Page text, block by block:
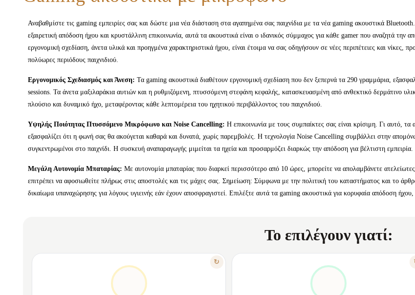
Αναβαθμίστε τις gaming εμπειρίες σας και δώστε μια νέα διάσταση στα αγαπημένα σας παιχνίδια με τα νέα gaming ακουστικά
εξαιρετική απόδοση ήχου και κρυστάλλινη επικοινωνία, αυτά τα ακουστικά είναι ο ιδανικός σύμμαχος για κάθε gamer που αναζητά την
εργονομική σχεδίαση, άνετα υλικά και προηγμένα χαρακτηριστικά ήχου, είναι έτοιμα να σας οδηγήσουν σε νέες περιπέτειες και νίκες,
πολύωρες περιόδους παιχνιδιού.
Εργονομικός Σχεδιασμός και Άνεση: Τα gaming ακουστικά διαθέτουν εργονομική σχεδίαση που δεν ξεπερνά τα 290 γραμμάρια,
sessions. Τα άνετα μαξιλαράκια αυτιών και η ρυθμιζόμενη, πτυσσόμενη στεφάνη κεφαλής, κατασκευασμένη από ανθεκτικό δερμάτινο
πλούσιο και δυναμικό ήχο, μεταφέροντας κάθε λεπτομέρεια του ηχητικού περιβάλλοντος του παιχνιδιού.
Υψηλής Ποιότητας Πτυσσόμενο Μικρόφωνο και Noise Cancelling: Η επικοινωνία με τους συμπαίκτες σας είναι κρίσιμη. Γι αυτό,
εξασφαλίζει ότι η φωνή σας θα ακούγεται καθαρά και δυνατά, χωρίς παρεμβολές. Η τεχνολογία Noise Cancelling συμβάλλει στην
συγκεντρωμένοι στο παιχνίδι. Η συσκευή αναπαραγωγής μιμείται τα ηχεία και προσαρμόζει διαρκώς την απόδοση για βέλτιστη εμπειρία.
Μεγάλη Αυτονομία Μπαταρίας: Με αυτονομία μπαταρίας που διαρκεί περισσότερο από 10 ώρες, μπορείτε να απολαμβάνετε
επιτρέπει να αφοσιωθείτε πλήρως στις αποστολές και τις μάχες σας. Σημείωση: Σύμφωνα με την πολιτική του καταστήματος και το
δικαίωμα υπαναχώρησης για λόγους υγιεινής εάν έχουν αποσφραγιστεί. Επιλέξτε αυτά τα gaming ακουστικά για κορυφαία απόδοση ήχου,
Το επιλέγουν γιατί:
↻
ΕΡΓΟΝΟΜΊΑ ΓΙΑ ΑΤΕΛΕΊΩΤΟ GAMING
ΒΎΘΙΣΗ & ΑΨΕΓΆΔΙΑΣΤΗ ΕΠΙΚΟΙΝΩΝΊΑ
Οδηγοί 40mm για πλούσιο, δυναμικό ήχο παιχνιδιού.